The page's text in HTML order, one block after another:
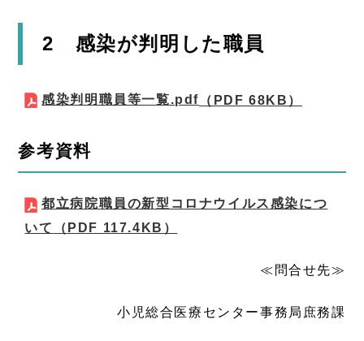
2 感染が判明した職員
感染判明職員等一覧.pdf （PDF 68KB）
参考資料
都立病院職員の新型コロナウイルス感染につ
いて
（PDF 117.4KB）
≪問合せ先≫
小児総合医療センター事務局庶務課